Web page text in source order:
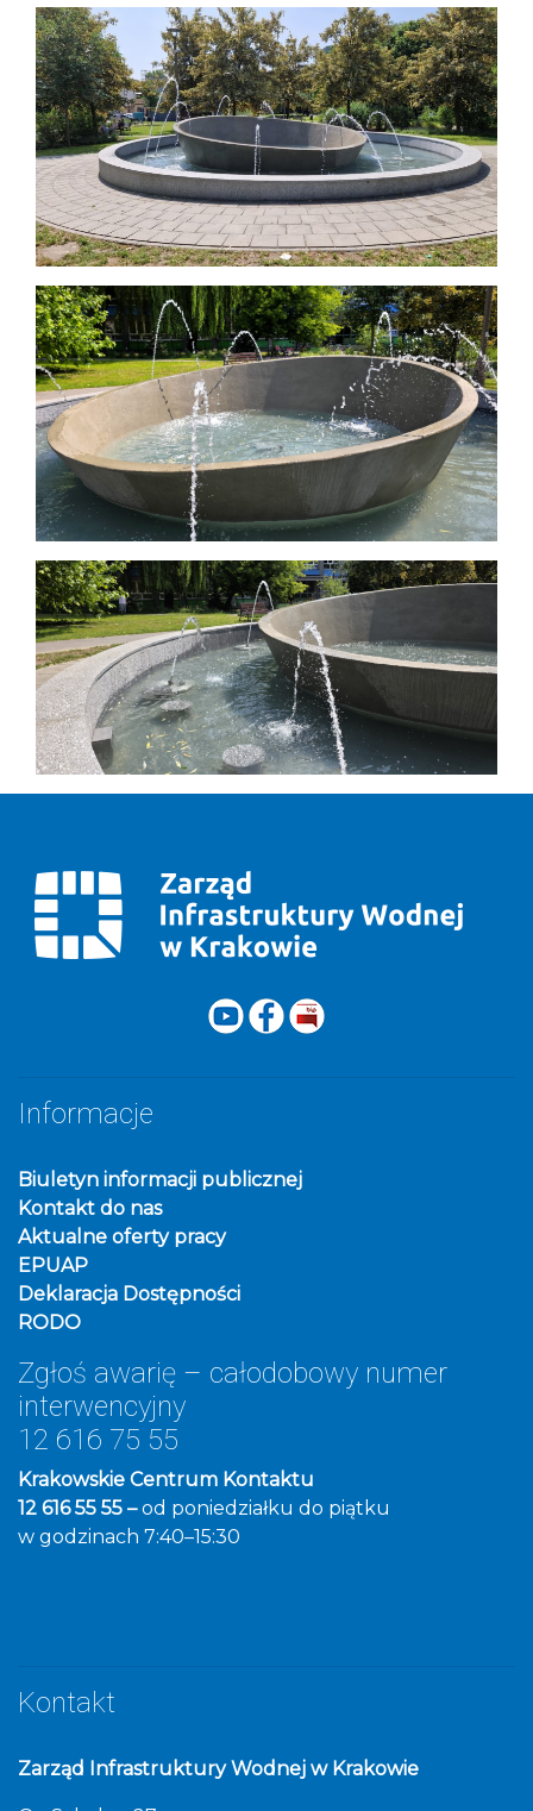
Informacje
Biuletyn informacji publicznej
Kontakt do nas
Aktualne oferty pracy
EPUAP
Deklaracja Dostępności
RODO
Zgłoś awarię – całodobowy numer
interwencyjny
12 616 75 55
Krakowskie Centrum Kontaktu
12 616 55 55 –od poniedziałku do piątku
w godzinach 7:40–15:30
Kontakt
Zarząd Infrastruktury Wodnej w Krakowie